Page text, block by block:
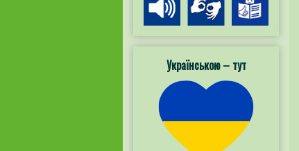
Українською – тут